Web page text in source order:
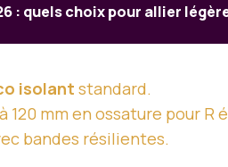
: quels choix pour allier
isolant standard.
120 mm en ossature pour R
bandes résilientes.